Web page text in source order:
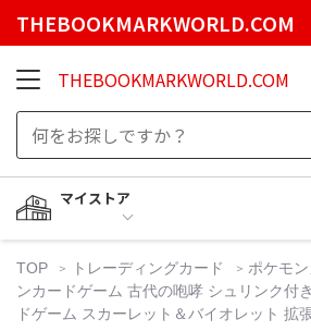
THEBOOKMARKWORLD.COM
THEBOOKMARKWORLD.COM
マイストア
TOP トレーディングカード ポケモ
ンカードゲーム 古代の咆哮 シュリンク
ドゲーム スカーレット＆バイオレット 拡